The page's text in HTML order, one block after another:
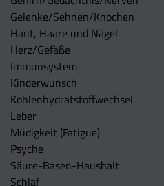
Gelenke/Sehnen/Knochen
Haut, Haare und Nägel
Herz/Gefäße
Immunsystem
Kinderwunsch
Kohlenhydratstoffwechsel
Leber
Müdigkeit (Fatigue)
Psyche
Säure-Basen-Haushalt
Schlaf